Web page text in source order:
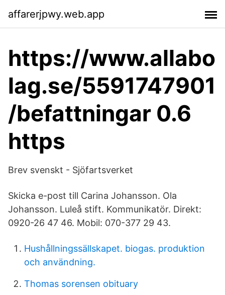
affarerjpwy.web.app
https://www.allabo
lag.se/5591747901
/befattningar 0.6
https
Brev svenskt - Sjöfartsverket
Skicka e-post till Carina Johansson. Ola
Johansson. Luleå stift. Kommunikatör. Direkt:
0920-26 47 46. Mobil: 070-377 29 43.
Hushållningssällskapet. biogas. produktion
och användning.
Thomas sorensen obituary